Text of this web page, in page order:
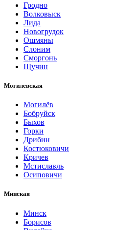
Гродно
Волковыск
Лида
Новогрудок
Ошмяны
Слоним
Сморгонь
Щучин
Могилевская
Могилёв
Бобруйск
Быхов
Горки
Дрибин
Костюковичи
Кричев
Мстиславль
Осиповичи
Минская
Минск
Борисов